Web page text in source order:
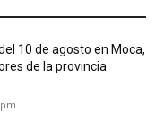
10 de agosto en Moca,
de la provincia